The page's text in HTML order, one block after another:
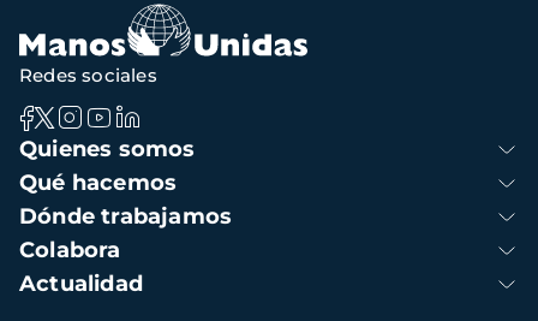
Navegación
principal
Quienes somos
Qué hacemos
Dónde trabajamos
Colabora
Actualidad
Redes sociales